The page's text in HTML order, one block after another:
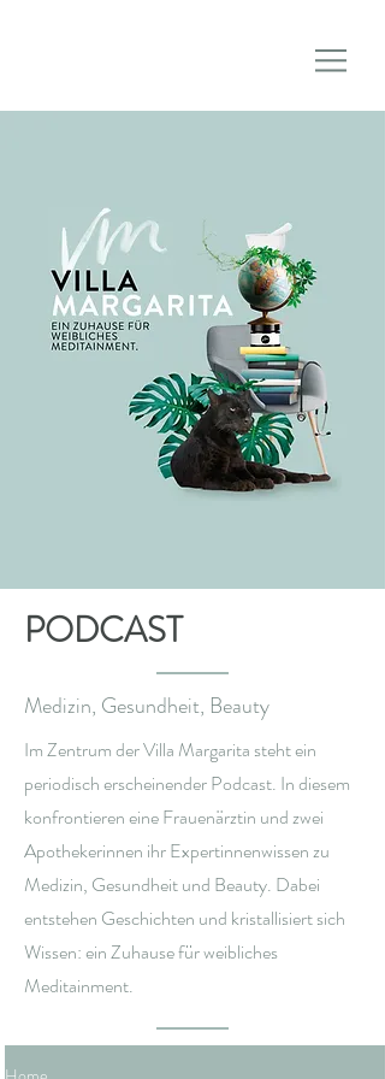
PODCAST
Medizin, Gesundheit, Beauty
Im Zentrum der Villa Margarita steht ein
periodisch erscheinender Podcast. In diesem
konfrontieren eine Frauenärztin und zwei
Apothekerinnen ihr Expertinnenwissen zu
Medizin, Gesundheit und Beauty. Dabei
entstehen Geschichten und kristallisiert sich
Wissen: ein Zuhause für weibliches
Meditainment.